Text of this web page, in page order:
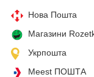
Нова Пошта
Магазини
Укрпошта
Meest ПОШТА